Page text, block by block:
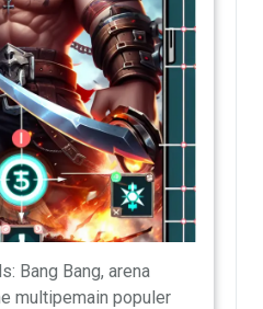
Bang Bang, arena
multipemain populer